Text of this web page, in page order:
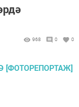
968 0 0